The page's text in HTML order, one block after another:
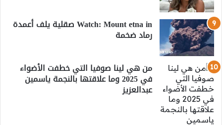
Watch: Mount etna in صقلية يلف أعمدة
رماد ضخمة
من هي لينا صوفيا التي خطفت الأضواء
في 2025 وما علاقتها بالنجمة ياسمين
عبدالعزيز